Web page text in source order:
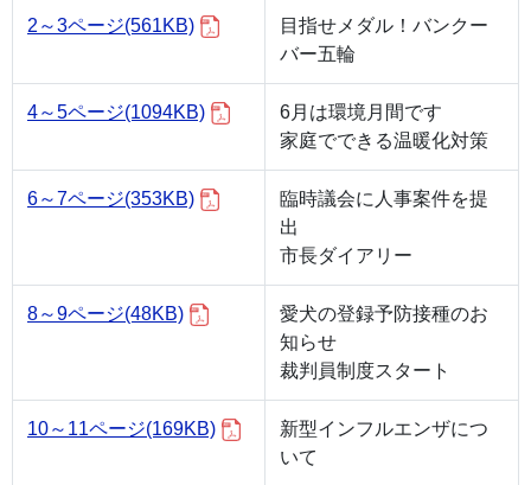
2～3ページ(561KB)
目指せメダル！バンクー
バー五輪
4～5ページ(1094KB)
6月は環境月間です
家庭でできる温暖化対策
6～7ページ(353KB)
臨時議会に人事案件を提
出
市長ダイアリー
8～9ページ(48KB)
愛犬の登録予防接種のお
知らせ
裁判員制度スタート
10～11ページ(169KB)
新型インフルエンザにつ
いて